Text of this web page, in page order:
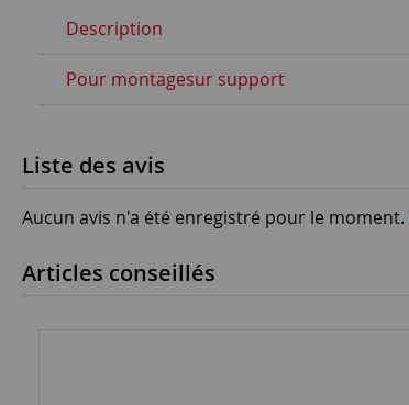
Description
Pour montagesur support
Liste des avis
Aucun avis n'a été enregistré pour le moment.
Articles conseillés